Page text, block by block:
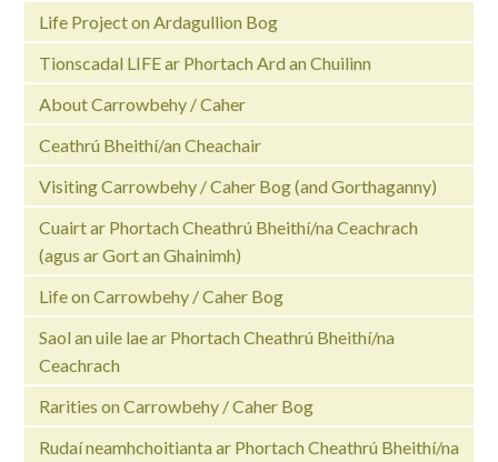
Life Project on Ardagullion Bog
Tionscadal LIFE ar Phortach Ard an Chuilinn
About Carrowbehy / Caher
Ceathrú Bheithí/an Cheachair
Visiting Carrowbehy / Caher Bog (and Gorthaganny)
Cuairt ar Phortach Cheathrú Bheithí/na Ceachrach
(agus ar Gort an Ghainimh)
Life on Carrowbehy / Caher Bog
Saol an uile lae ar Phortach Cheathrú Bheithí/na
Ceachrach
Rarities on Carrowbehy / Caher Bog
Rudaí neamhchoitianta ar Phortach Cheathrú Bheithí/na